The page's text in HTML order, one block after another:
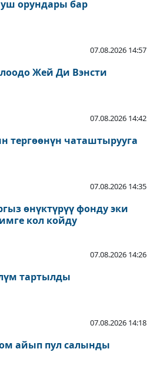
орундары бар
07.08.2026 14:57
Жей Ди Вэнсти
07.08.2026 14:42
тергөөнүн чаташтырууга
07.08.2026 14:35
өнүктүрүү фонду эки
кол койду
07.08.2026 14:26
тартылды
07.08.2026 14:18
айып пул салынды